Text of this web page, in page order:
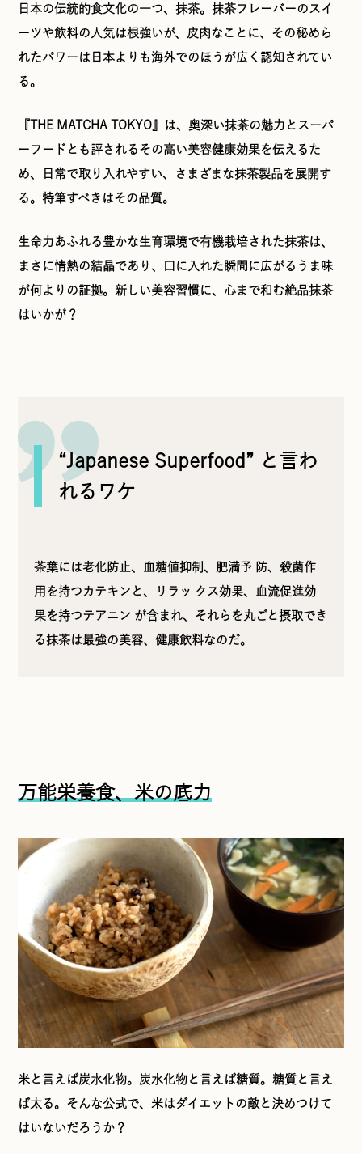
日本の伝統的食文化の一つ、抹茶。抹茶フレーバーのスイ
ーツや飲料の人気は根強いが、皮肉なことに、その秘めら
れたパワーは日本よりも海外でのほうが広く認知されてい
る。
『THE MATCHA TOKYO』は、奥深い抹茶の魅力とスーパ
ーフードとも評されるその高い美容健康効果を伝えるた
め、日常で取り入れやすい、さまざまな抹茶製品を展開す
る。特筆すべきはその品質。
生命力あふれる豊かな生育環境で有機栽培された抹茶は、
まさに情熱の結晶であり、口に入れた瞬間に広がるうま味
が何よりの証拠。新しい美容習慣に、心まで和む絶品抹茶
はいかが？
“Japanese Superfood” と言わ
れるワケ
茶葉には老化防止、血糖値抑制、肥満予 防、殺菌作
用を持つカテキンと、リラッ クス効果、血流促進効
果を持つテアニン が含まれ、それらを丸ごと摂取でき
る抹茶は最強の美容、健康飲料なのだ。
万能栄養食、米の底力
米と言えば炭水化物。炭水化物と言えば糖質。糖質と言え
ば太る。そんな公式で、米はダイエットの敵と決めつけて
はいないだろうか？